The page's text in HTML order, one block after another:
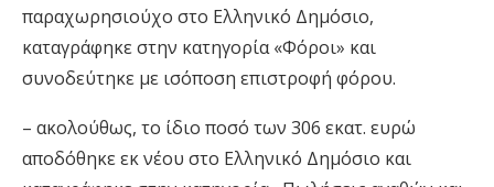
παραχωρησιούχο στο Ελληνικό Δημόσιο,
καταγράφηκε στην κατηγορία «Φόροι» και
συνοδεύτηκε με ισόποση επιστροφή φόρου.
– ακολούθως, το ίδιο ποσό των 306 εκατ. ευρώ
αποδόθηκε εκ νέου στο Ελληνικό Δημόσιο και